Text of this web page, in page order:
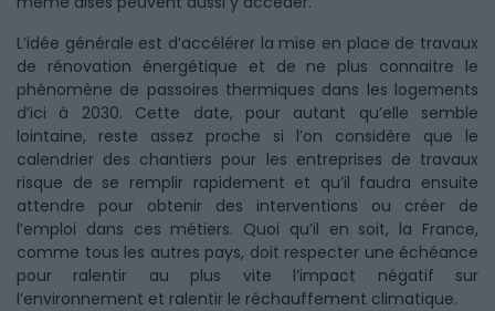
L’idée générale est d’accélérer la mise en place de travaux
de rénovation énergétique et de ne plus connaitre le
phénomène de passoires thermiques dans les logements
d’ici à 2030. Cette date, pour autant qu’elle semble
lointaine, reste assez proche si l’on considère que le
calendrier des chantiers pour les entreprises de travaux
risque de se remplir rapidement et qu’il faudra ensuite
attendre pour obtenir des interventions ou créer de
l’emploi dans ces métiers. Quoi qu’il en soit, la France,
comme tous les autres pays, doit respecter une échéance
pour ralentir au plus vite l’impact négatif sur
l’environnement et ralentir le réchauffement climatique.